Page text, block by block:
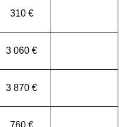
310 €
3 060 €
3 870 €
760 €